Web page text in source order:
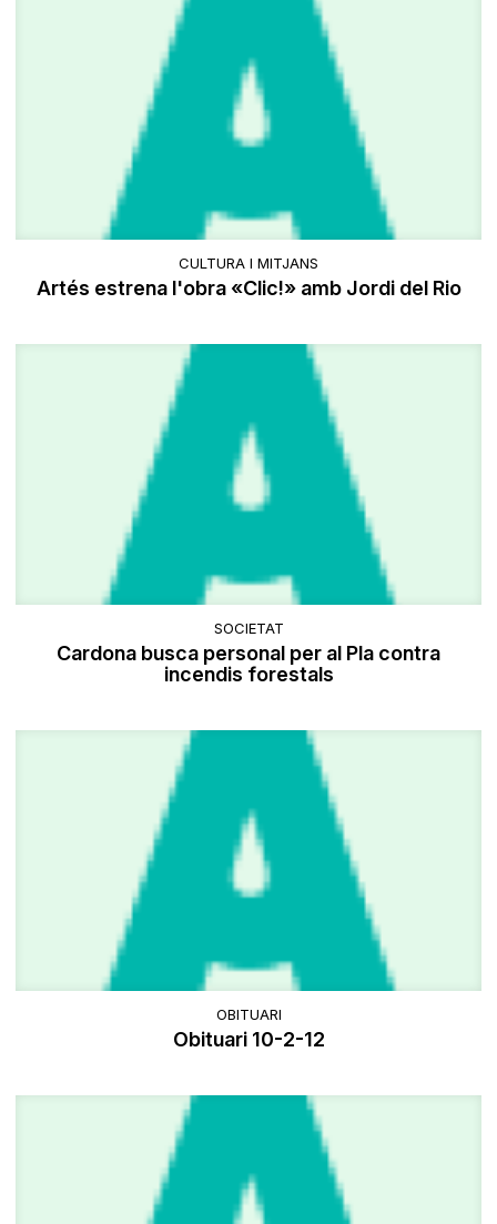
CULTURA I MITJANS
Artés estrena l'obra «Clic!» amb Jordi del Rio
SOCIETAT
Cardona busca personal per al Pla contra
incendis forestals
OBITUARI
Obituari 10-2-12